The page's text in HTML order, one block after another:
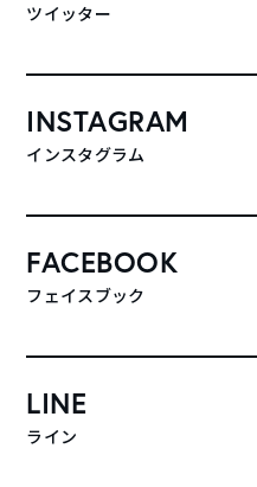
ツイッター
INSTAGRAM
インスタグラム
FACEBOOK
フェイスブック
LINE
ライン